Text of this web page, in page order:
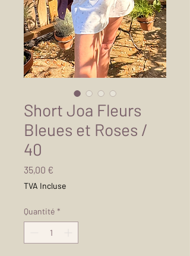
Short Joa Fleurs
Bleues et Roses /
40
35,00 €
TVA Incluse
Quantité *